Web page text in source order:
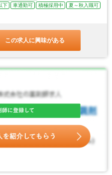
下 車通勤可 積極採用中
夏～秋入職可
この求人に興味がある